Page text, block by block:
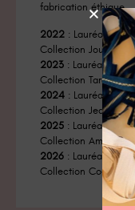
fabrication éthique
2022 : Lauréat du
Collection Jouy »
2023 : Lauréat du
Collection Tara »
2024 : Lauréat du
Collection Jeanne »
2025 : Lauréat du
Collection Amandine »
2026 : Lauréat du
Collection Coeur à